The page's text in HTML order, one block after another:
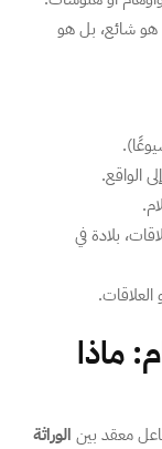
شائع، بل هو
الواقع.
بلادة في
العلاقات.
ماذا
معقد بين الوراثة